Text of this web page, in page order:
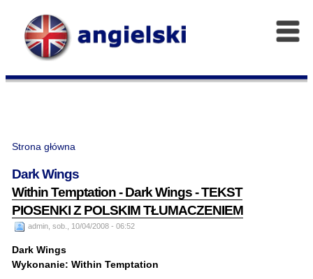
Strona główna
Dark Wings
Within Temptation - Dark Wings - TEKST
PIOSENKI Z POLSKIM TŁUMACZENIEM
admin, sob., 10/04/2008 - 06:52
Dark Wings
Wykonanie: Within Temptation